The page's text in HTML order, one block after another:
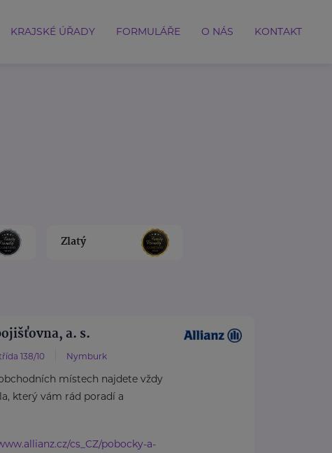
KRAJSKÉ ÚŘADY FORMULÁŘE O NÁS KONTAKT
Zlatý
a. s.
138/10 Nymburk
místech najdete vždy
který vám rád poradí a
cs_CZ/pobocky-a-